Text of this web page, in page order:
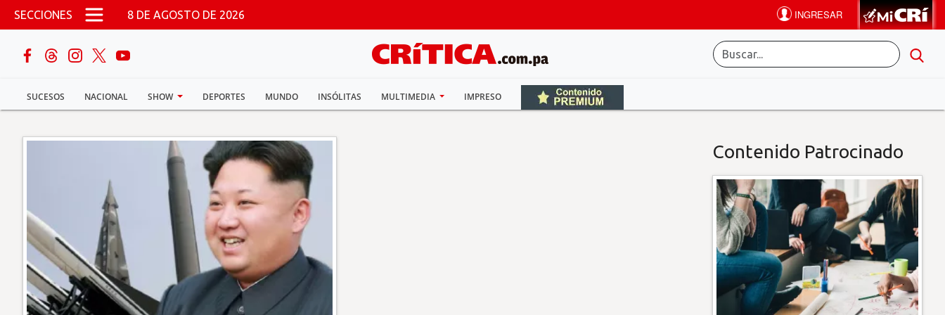
Pasar al contenido principal
SECCIONES 8 DE AGOSTO DE 2026
SUCESOS NACIONAL SHOW DEPORTES MUNDO INSÓLITAS MULTIMEDIA IMPRESO
buscar
Sucesos
Nacional
Show
Deportes
Mundo
Contenido Patrocinado